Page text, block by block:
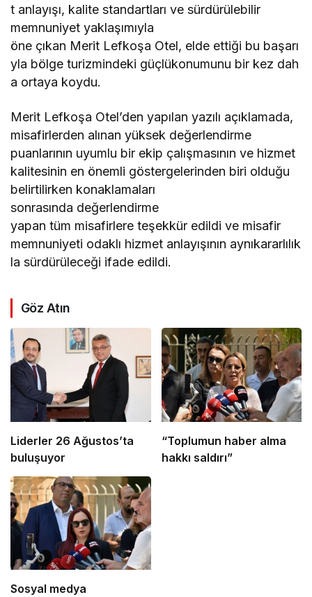
t anlayışı, kalite standartları ve sürdürülebilir
memnuniyet yaklaşımıyla
öne çıkan Merit Lefkoşa Otel, elde ettiği bu başarı
yla bölge turizmindeki güçlükonumunu bir kez dah
a ortaya koydu.
Merit Lefkoşa Otel’den yapılan yazılı açıklamada,
misafirlerden alınan yüksek değerlendirme
puanlarının uyumlu bir ekip çalışmasının ve hizmet
kalitesinin en önemli göstergelerinden biri olduğu
belirtilirken konaklamaları
sonrasında değerlendirme
yapan tüm misafirlere teşekkür edildi ve misafir
memnuniyeti odaklı hizmet anlayışının aynıkararlılık
la sürdürüleceği ifade edildi.
Göz Atın
Liderler 26 Ağustos’ta
buluşuyor
“Toplumun haber alma
hakkı saldırı”
Sosyal medya